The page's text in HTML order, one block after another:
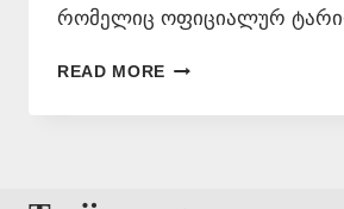
რომელიც ოფიციალურ
READ MORE ᲡᲐᲜᲝᲢᲐᲠᲝ
ᲒᲐᲛᲝᲗᲕᲚᲐ